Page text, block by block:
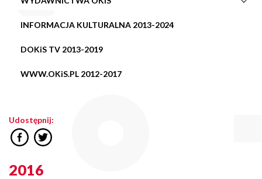
INFORMACJA KULTURALNA 2013-2024
DOKiS TV 2013-2019
WWW.OKiS.PL 2012-2017
Udostępnij:
2016